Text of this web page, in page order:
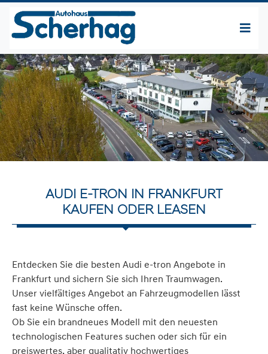
AUDI E-TRON IN FRANKFURT
KAUFEN ODER LEASEN
Entdecken Sie die besten Audi e-tron Angebote in
Frankfurt und sichern Sie sich Ihren Traumwagen.
Unser vielfältiges Angebot an Fahrzeugmodellen lässt
fast keine Wünsche offen.
Ob Sie ein brandneues Modell mit den neuesten
technologischen Features suchen oder sich für ein
preiswertes, aber qualitativ hochwertiges